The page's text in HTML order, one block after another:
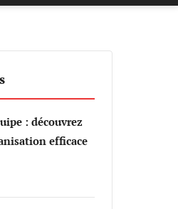
: découvrez
efficace